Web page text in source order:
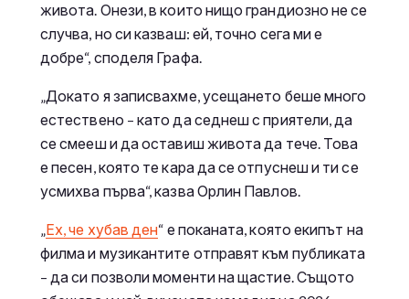
живота. Онези, в които нищо грандиозно не се
случва, но си казваш: ей, точно сега ми е
добре“, споделя Графа.
„Докато я записвахме, усещането беше много
естествено – като да седнеш с приятели, да
се смееш и да оставиш живота да тече. Това
е песен, която те кара да се отпуснеш и ти се
усмихва първа“, казва Орлин Павлов.
„Ех, че хубав ден“ е поканата, която екипът на
филма и музикантите отправят към публиката
– да си позволи моменти на щастие. Същото